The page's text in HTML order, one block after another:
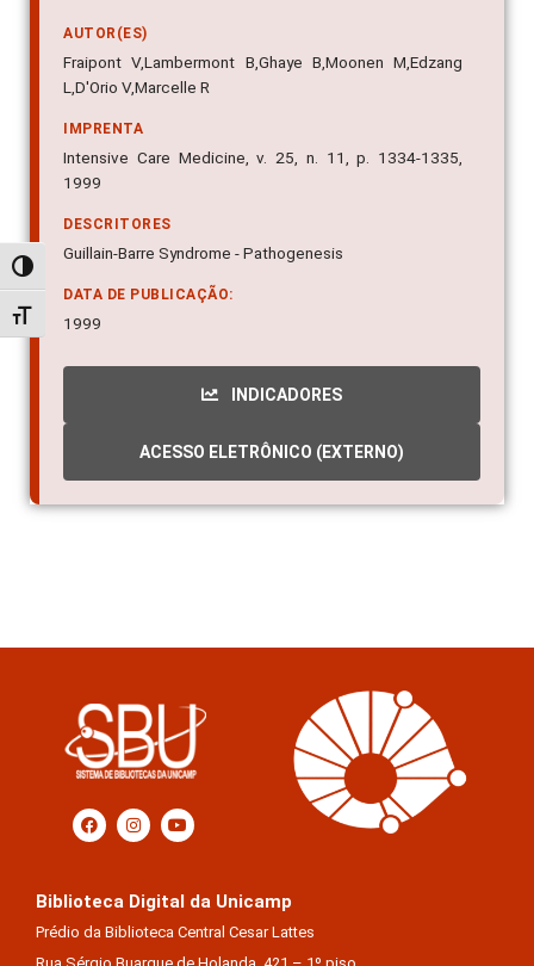
Alternar alto contraste
Alternar tamanho da fonte
AUTOR(ES)
Fraipont V,Lambermont B,Ghaye B,Moonen M,Edzang
L,D'Orio V,Marcelle R
IMPRENTA
Intensive Care Medicine, v. 25, n. 11, p. 1334-1335,
1999
DESCRITORES
Guillain-Barre Syndrome - Pathogenesis
DATA DE PUBLICAÇÃO:
1999
INDICADORES
ACESSO ELETRÔNICO (EXTERNO)
Biblioteca Digital da Unicamp
Prédio da Biblioteca Central Cesar Lattes